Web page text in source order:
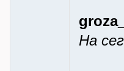
На